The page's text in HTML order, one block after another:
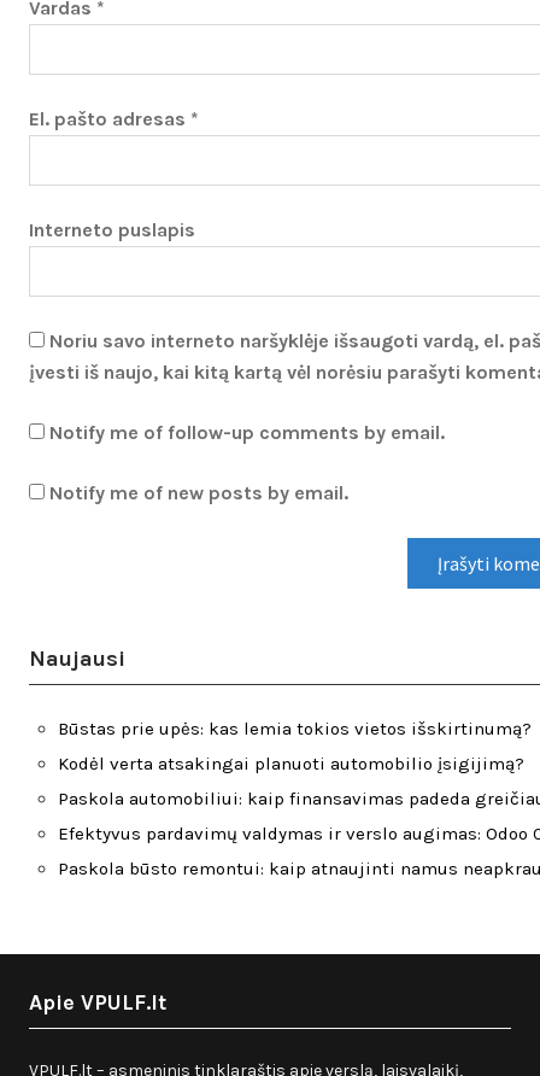
Vardas *
El. pašto adresas *
Interneto puslapis
Noriu savo interneto naršyklėje išsaugoti vardą, el.
įvesti iš naujo, kai kitą kartą vėl norėsiu parašyti
Notify me of follow-up comments by email.
Notify me of new posts by email.
Naujausi
Būstas prie upės: kas lemia tokios vietos išskirtinumą?
Kodėl verta atsakingai planuoti automobilio įsigijimą?
Paskola automobiliui: kaip finansavimas padeda
Efektyvus pardavimų valdymas ir verslo augimas:
Paskola būsto remontui: kaip atnaujinti namus
Apie VPULF.lt
VPULF.lt – asmeninis tinklaraštis apie verslą, laisvalaikį,